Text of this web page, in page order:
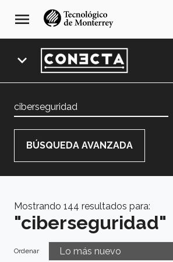
navegación
principal
menu
expand_more
BÚSQUEDA AVANZADA
Categoría
Campus
Mostrando 144 resultados para:
"ciberseguridad"
Ordenar Lo más nuevo